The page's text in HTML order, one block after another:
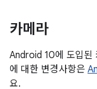
카메라
Android 10에 도입된
에 대한 변경사항은
요.